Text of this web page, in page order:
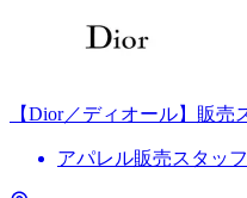
【Dior／ディオール】販
アパレル販売スタッフ